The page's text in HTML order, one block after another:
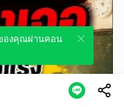
วิดีโอ
ต์นี้บน
องคุณผ่านคอน